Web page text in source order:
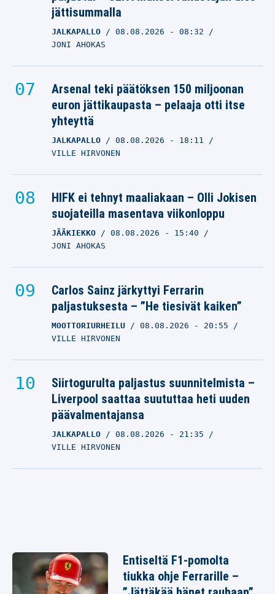
jättisummalla
JALKAPALLO 08.08.2026 - 08:32
JONI AHOKAS
Arsenal teki päätöksen 150 miljoonan
euron jättikaupasta – pelaaja otti itse
yhteyttä
JALKAPALLO 08.08.2026 - 18:11
VILLE HIRVONEN
HIFK ei tehnyt maaliakaan – Olli Jokisen
suojateilla masentava viikonloppu
JÄÄKIEKKO 08.08.2026 - 15:40
JONI AHOKAS
Carlos Sainz järkyttyi Ferrarin
paljastuksesta – ”He tiesivät kaiken”
MOOTTORIURHEILU 08.08.2026 - 20:55
VILLE HIRVONEN
Siirtogurulta paljastus suunnitelmista –
Liverpool saattaa suututtaa heti uuden
päävalmentajansa
JALKAPALLO 08.08.2026 - 21:35
VILLE HIRVONEN
Entiseltä F1-pomolta
tiukka ohje Ferrarille –